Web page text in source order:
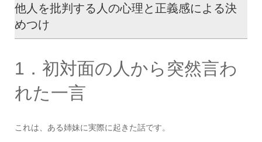
他人を批判する人の心理と正義感による決
めつけ
1．初対面の人から突然言わ
れた一言
これは、ある姉妹に実際に起きた話です。